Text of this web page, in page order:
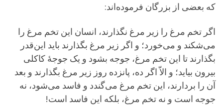
که بعضی از بزرگان فرموده‌اند:
اگر تخم مرغ را زیر مرغ نگذارند، انسان این تخم مرغ را
می‌شکند و می‌خورد؛ و اگر زیر مرغ بگذارند باید این‌قدر
بگذارند تا این تخم مرغ، جوجه بشود و یک جوجۀ کاکلی
بیرون بیاید؛ و الاّ اگر ده، پانزده روز زیر مرغ بگذارند و بعد
آن را بردارند، این تخم مرغ می‌گندد و فاسد می‌شود، نه
جوجه است و نه تخم مرغ، بلکه این فاسد است!